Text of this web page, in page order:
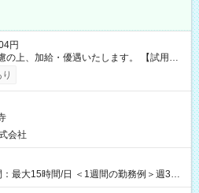
円
、加給・優遇いたします。 【試用期
会社
最大15時間/日 ＜1週間の勤務例＞週3回
火・木・土・日 好きな時にお仕事